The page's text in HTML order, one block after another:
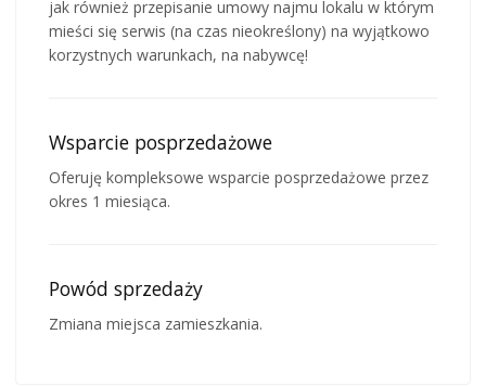
jak również przepisanie umowy najmu lokalu w którym
mieści się serwis (na czas nieokreślony) na wyjątkowo
korzystnych warunkach, na nabywcę!
Wsparcie posprzedażowe
Oferuję kompleksowe wsparcie posprzedażowe przez
okres 1 miesiąca.
Powód sprzedaży
Zmiana miejsca zamieszkania.